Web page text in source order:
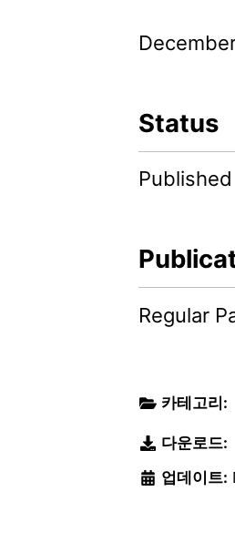
Status
Published
Regular
카테고리:
다운로드:
업데이트: